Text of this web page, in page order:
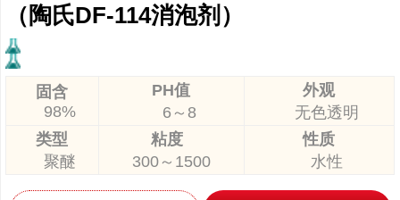
（陶氏DF-114消泡剂）
固含
98%
PH值
6～8
外观
无色透明
类型
聚醚
粘度
300～1500
性质
水性